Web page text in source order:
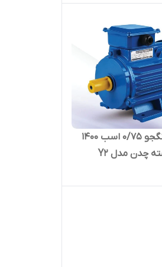
الکتروموتور گوانگجو 0/75 اسب 1400
دور سه فاز پوسته چدن مدل Y2